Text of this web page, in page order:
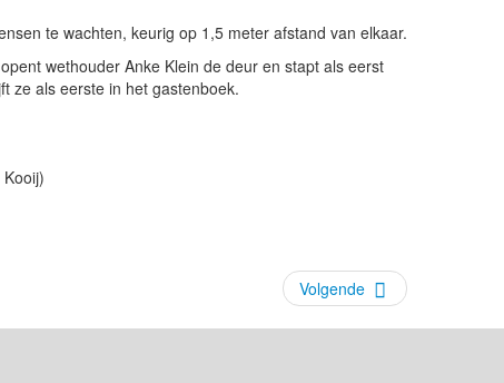
te wachten, keurig op 1,5 meter afstand van elkaar.
wethouder Anke Klein de deur en stapt als eerst
ze als eerste in het gastenboek.
Volgende